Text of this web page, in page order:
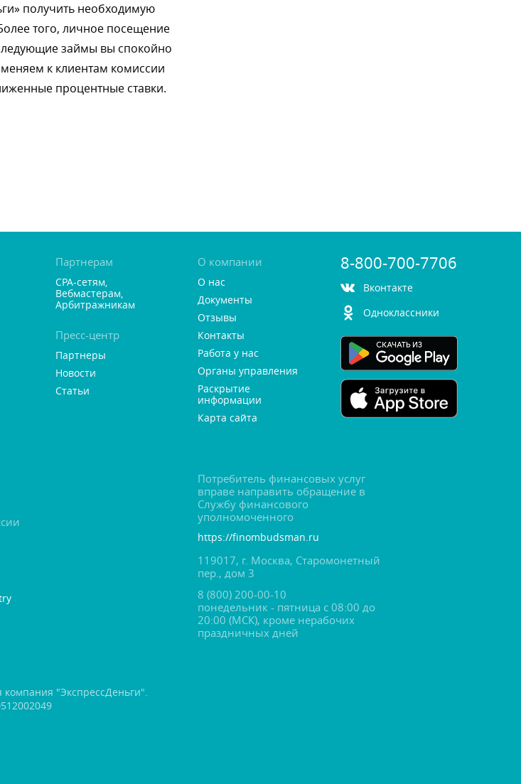
получить необходимую
того, личное посещение
займы вы спокойно
к клиентам комиссии
процентные ставки.
Партнерам
CPA-сетям,
ебмастерам,
Арбитражникам
Пресс-центр
Партнеры
Новости
Статьи
О компании
О нас
Документы
Отзывы
Контакты
Работа у нас
Органы управления
Раскрытие
информации
Карта сайта
8-800-700-7706
контакте
Одноклассники
Потребитель финансовых услу
праве направить обращение
Службу финансового
уполномоченного
https://finombudsman.ru
119017, г. Москва, Старомонетный
пер., дом 3
8 (800) 200-00-10
понедельник - пятница с 08:00 до
20:00 (МСК), кроме нерабочих
праздничных дней
"ЭкспрессДеньги".